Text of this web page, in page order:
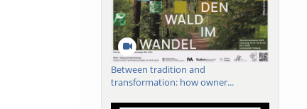
Between tradition and
transformation: how owner...